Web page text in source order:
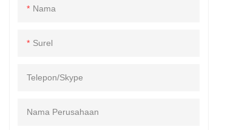
Wajan
Nama
Surel
Telepon/Skype
Nama Perusahaan